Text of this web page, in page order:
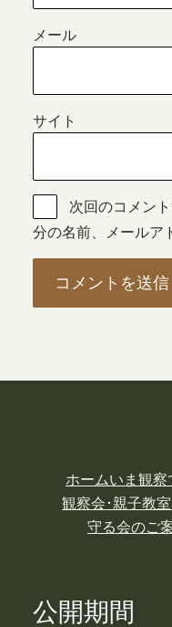
メール
サイト
次回のコメン
分の名前、メールア
ホームいま観察
観察会･親子教室
守る会のご
公開期間